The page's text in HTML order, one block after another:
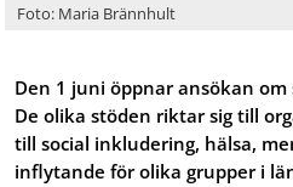
n
g
Foto: Maria Brännhult
Den 1 juni öppnar ansökan
De olika stöden riktar sig till
till social inkludering, hälsa,
inflytande för olika grupper i